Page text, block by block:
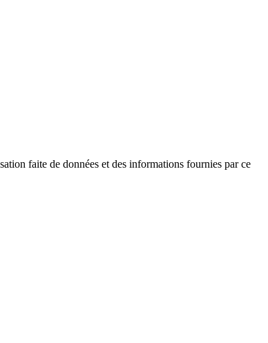
faite de données et des informations fournies par ce